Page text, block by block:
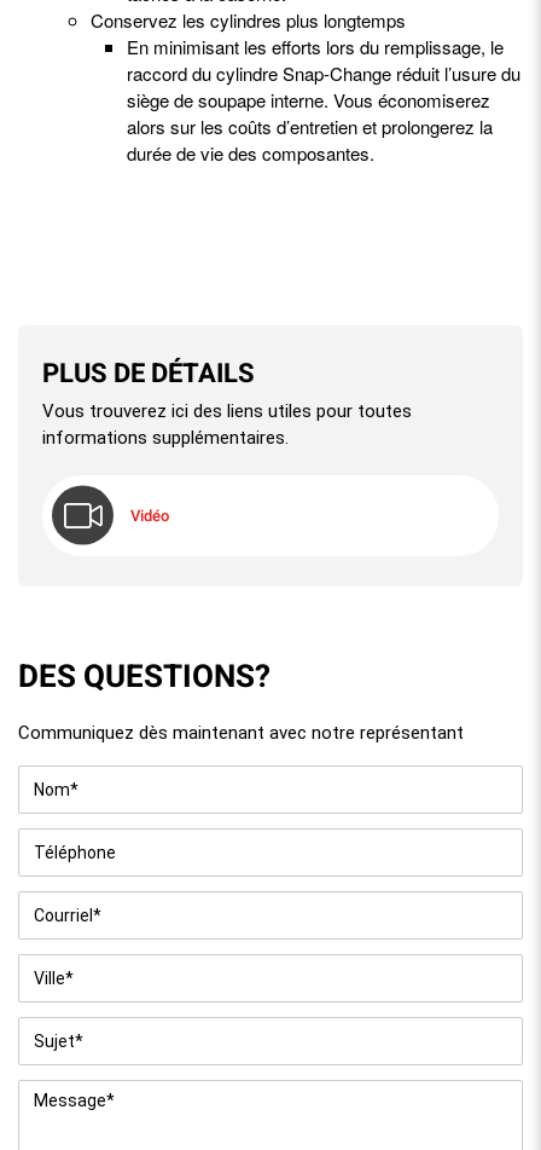
PLUS DE DÉTAILS
Vous trouverez ici des liens utiles pour toutes
informations supplémentaires.
Vidéo
DES QUESTIONS?
Communiquez dès maintenant avec notre représentant
Nom *
Téléphone
Courriel *
Ville
Sujet
Message *
Conservez les cylindres plus longtemps
En minimisant les efforts lors du remplissage, le
raccord du cylindre Snap-Change réduit l’usure du
siège de soupape interne. Vous économiserez
alors sur les coûts d’entretien et prolongerez la
durée de vie des composantes.